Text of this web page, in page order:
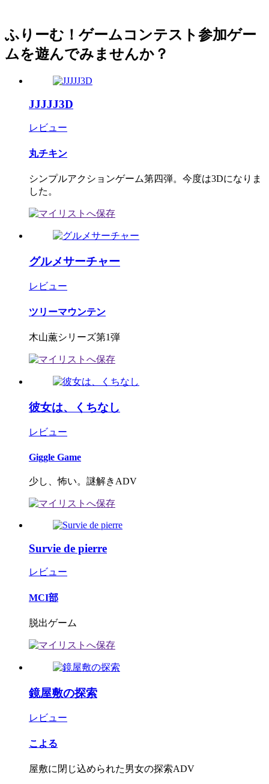
ふりーむ！ゲームコンテスト参加ゲー
ムを遊んでみませんか？
JJJJJ3D
レビュー
丸チキン
シンプルアクションゲーム第四弾。今度は3Dになりま
した。
グルメサーチャー
レビュー
ツリーマウンテン
木山薫シリーズ第1弾
彼女は、くちなし
レビュー
Giggle Game
少し、怖い。謎解きADV
Survie de pierre
レビュー
MCI部
脱出ゲーム
鏡屋敷の探索
レビュー
こよる
屋敷に閉じ込められた男女の探索ADV